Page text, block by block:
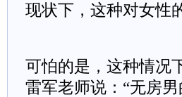
现状下，这种对女性
可怕的是，这种情况
雷军老师说：“无房